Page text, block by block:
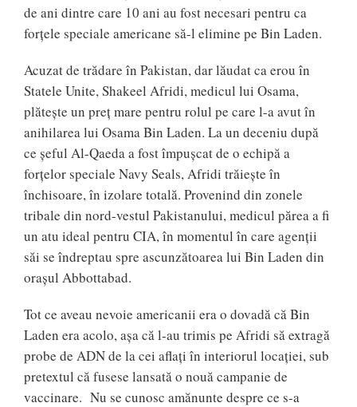
de ani dintre care 10 ani au fost necesari pentru ca
forțele speciale americane să-l elimine pe Bin Laden.
Acuzat de trădare în Pakistan, dar lăudat ca erou în
Statele Unite, Shakeel Afridi, medicul lui Osama,
plătește un preț mare pentru rolul pe care l-a avut în
anihilarea lui Osama Bin Laden. La un deceniu după
ce șeful Al-Qaeda a fost împușcat de o echipă a
forțelor speciale Navy Seals, Afridi trăiește în
închisoare, în izolare totală. Provenind din zonele
tribale din nord-vestul Pakistanului, medicul părea a fi
un atu ideal pentru CIA, în momentul în care agenții
săi se îndreptau spre ascunzătoarea lui Bin Laden din
orașul Abbottabad.
Tot ce aveau nevoie americanii era o dovadă că Bin
Laden era acolo, așa că l-au trimis pe Afridi să extragă
probe de ADN de la cei aflați în interiorul locației, sub
pretextul că fusese lansată o nouă campanie de
vaccinare. Nu se cunosc amănunte despre ce s-a